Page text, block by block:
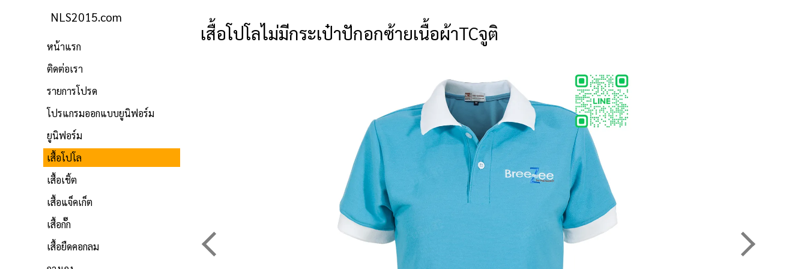
NLS2015.com
หน้าแรก
ติดต่อเรา
รายการโปรด
โปรแกรมออกแบบยูนิฟอร์ม
ยูนิฟอร์ม
เสื้อโปโล
เสื้อเชิ้ต
เสื้อแจ็คเก็ต
เสื้อกั๊ก
เสื้อยืดคอกลม
เสื้อโปโลไม่มีกระเป๋าปักอกซ้ายเนื้อผ้าTCจูติ